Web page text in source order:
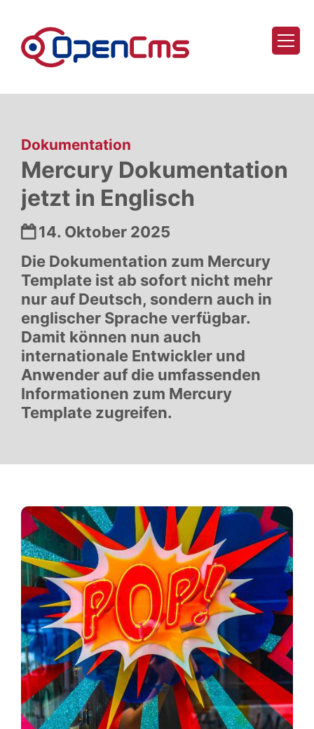
Dokumentation
Mercury Dokumentation
jetzt in Englisch
Datum:
14. Oktober 2025
Die Dokumentation zum Mercury
Template ist ab sofort nicht mehr
nur auf Deutsch, sondern auch in
englischer Sprache verfügbar.
Damit können nun auch
internationale Entwickler und
Anwender auf die umfassenden
Informationen zum Mercury
Template zugreifen.